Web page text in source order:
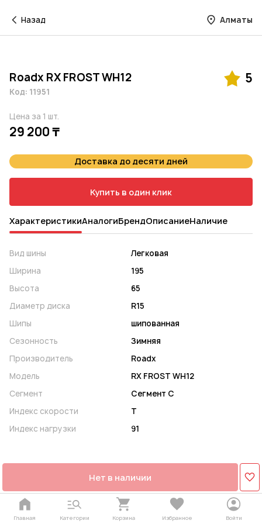
Назад Алматы
Roadx RX FROST WH12 5
Код: 11951
Цена за 1 шт.
29 200 ₸
Доставка до десяти дней
Купить в один клик
ХарактеристикиАналогиБрендОписаниеНаличие
Вид шины
Легковая
Ширина
195
Высота
65
Диаметр диска
R15
Шипы
шипованная
Сезонность
Зимняя
Производитель
Roadx
Модель
RX FROST WH12
Сегмент
Сегмент C
Индекс скорости
T
Индекс нагрузки
91
Нет в наличии
Главная Категории Корзина Избранное Войти